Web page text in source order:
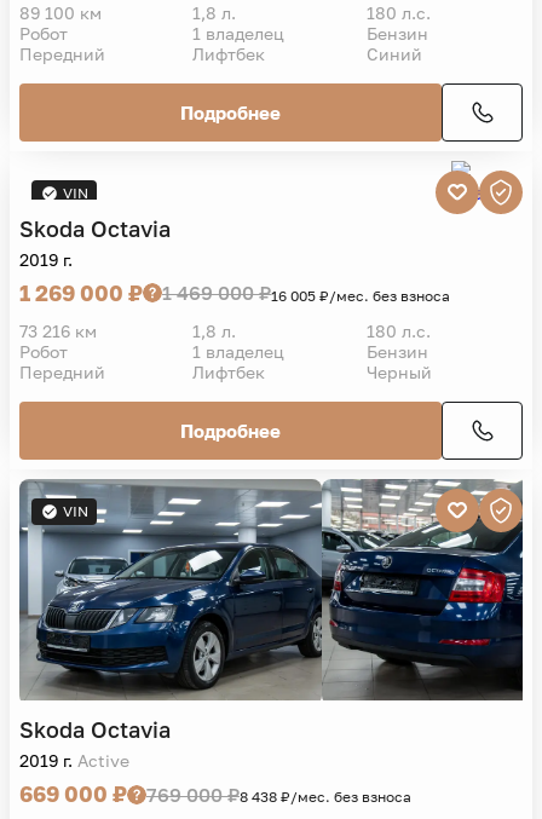
89 100 км 1,8 л.
180 л.с.
Робот
1 владелец
Бензин
Передний
Лифтбек Синий
Подробнее
VIN
Skoda
1 269 000 ₽ 1 469 000 ₽16 005 ₽/мес. без взноса
73 216 км 1,8 л.
180 л.с.
Робот
1 владелец
Бензин
Передний
Лифтбек Черный
Подробнее
VIN